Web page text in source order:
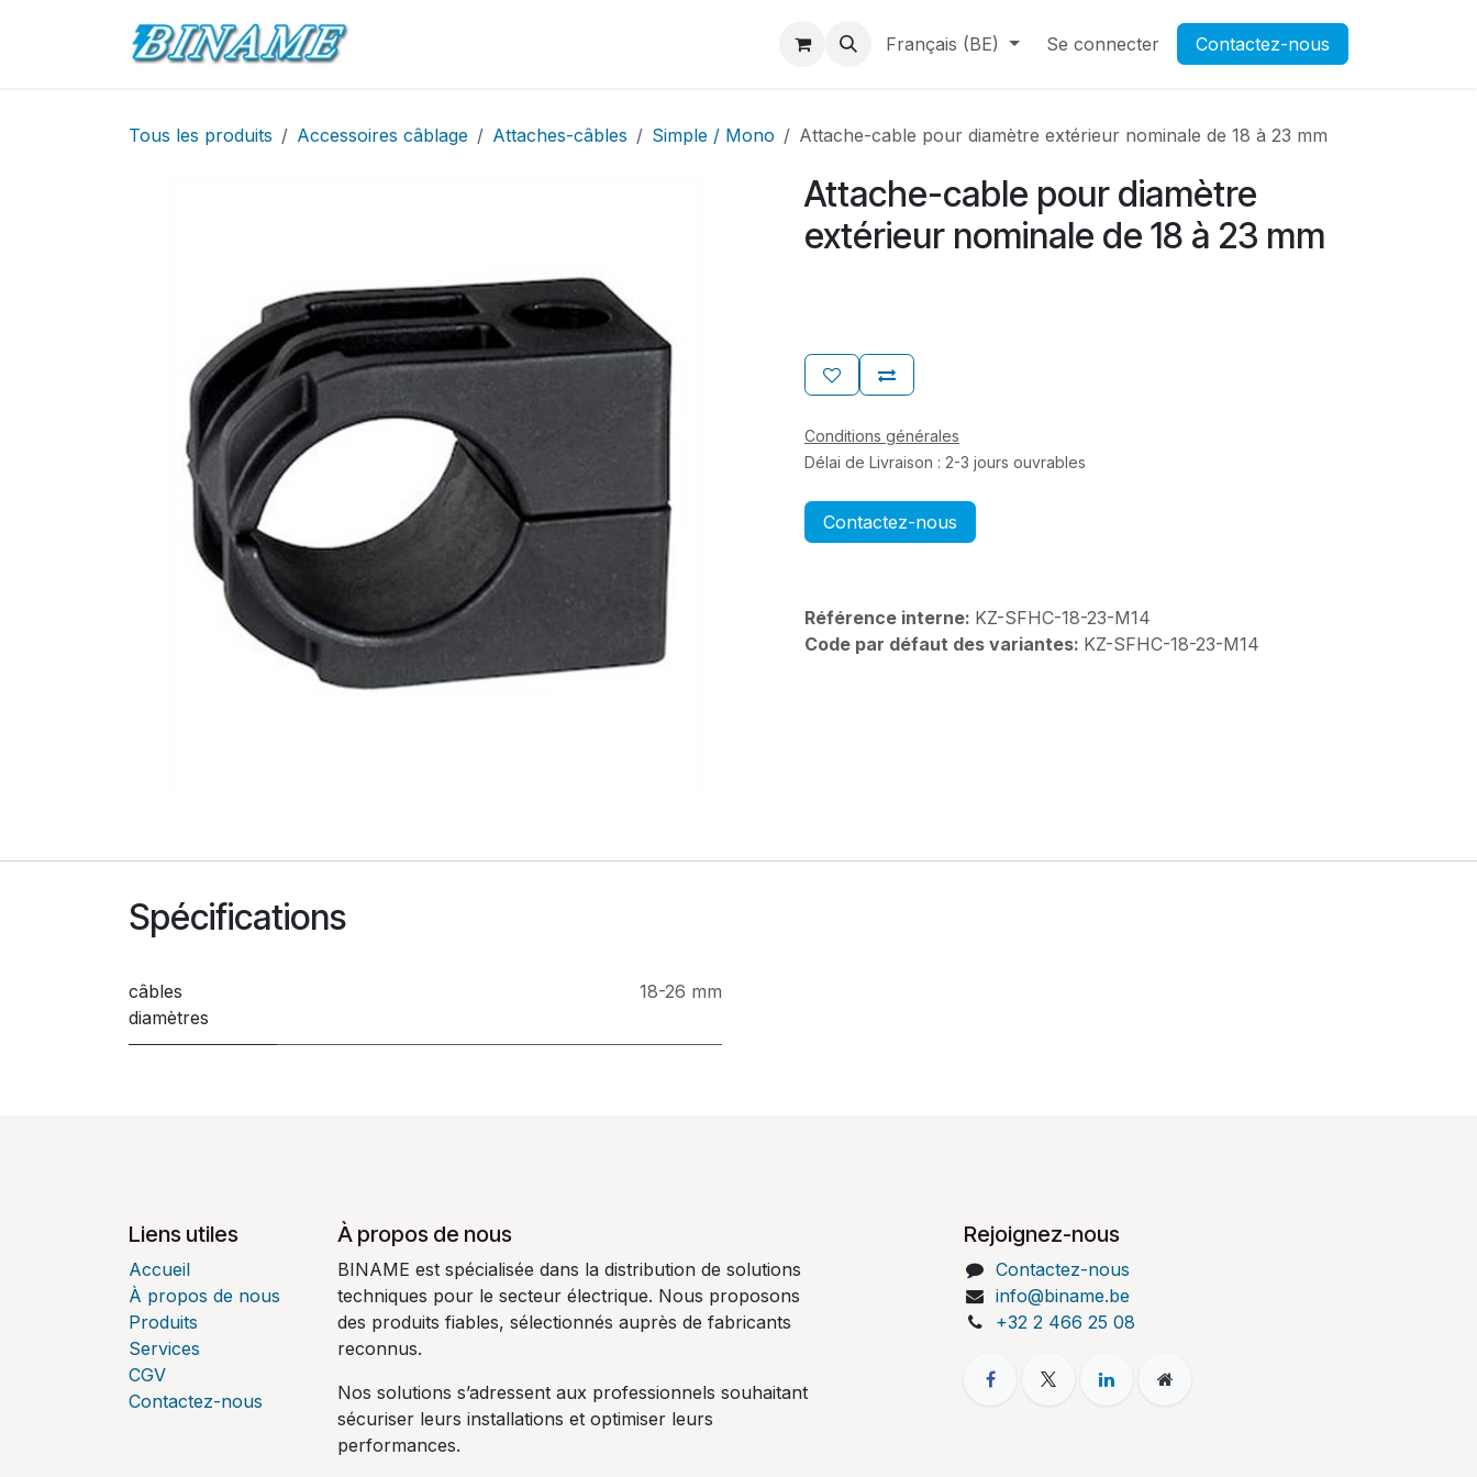
À propos de BINAME Contactez-nous Rendez-vous Ouverture d'un compte
Français (BE) Se connecter Contactez-nous
Tous les produits Accessoires câblage Attaches-câbles Simple / Mono Attache-cable pour diamètre extérieur nominale de 18 à 23 mm
Attache-cable pour diamètre
extérieur nominale de 18 à 23 mm
Conditions générales
Délai de Livraison : 2-3 jours ouvrables
Contactez-nous
Référence interne: KZ-SFHC-18-23-M14
Code par défaut des variantes: KZ-SFHC-18-23-M14
Spécifications
câbles
diamètres
18-26 mm
Liens utiles
Accueil
À propos de nous
Produits
Services
CGV
Contactez-nous
À propos de nous
BINAME est spécialisée dans la distribution de solutions
techniques pour le secteur électrique. Nous proposons
des produits fiables, sélectionnés auprès de fabricants
reconnus.
Nos solutions s’adressent aux professionnels souhaitant
sécuriser leurs installations et optimiser leurs
performances.
Rejoignez-nous
Contactez-nous
info@biname.be
+32 2 466 25 08